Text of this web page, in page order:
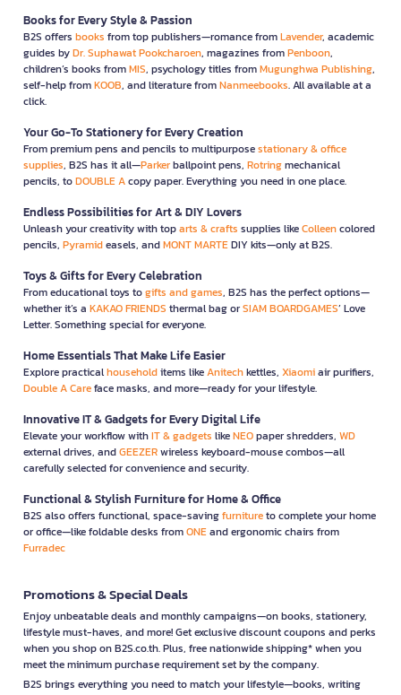
Books for Every Style & Passion
B2S offers books from top publishers—romance fromLavender, academic
guides byDr. Suphawat Pookcharoen, magazines fromPenboon,
children’s books fromMIS, psychology titles fromMugunghwa Publishing,
self-help fromKOOB, and literature fromNanmeebooks. All available at a
click.
Your Go-To Stationery for Every Creation
From premium pens and pencils to multipurposestationary & office
supplies, B2S has it all—Parkerballpoint pens, Rotringmechanical
pencils, toDOUBLE Acopy paper. Everything you need in one place.
Endless Possibilities for Art & DIY Lovers
Unleash your creativity with toparts & crafts supplies likeColleencolored
pencils, Pyramideasels, andMONT MARTEDIY kits—only at B2S.
Toys & Gifts for Every Celebration
From educational toys togifts and games, B2S has the perfect options—
whether it’s a KAKAO FRIENDS thermal bag orSIAM BOARDGAMES’ Love
Letter. Something special for everyone.
Home Essentials That Make Life Easier
Explore practicalhouseholditems likeAnitechkettles, Xiaomiair purifiers,
Double A Careface masks, and more—ready for your lifestyle.
Innovative IT & Gadgets for Every Digital Life
Elevate your workflow withIT & gadgets likeNEOpaper shredders, WD
external drives, andGEEZERwireless keyboard-mouse combos—all
carefully selected for convenience and security.
Functional & Stylish Furniture for Home & Office
B2S also offers functional, space-savingfurnitureto complete your home
or office—like foldable desks fromONEand ergonomic chairs from
Furradec
Promotions & Special Deals
Enjoy unbeatable deals and monthly campaigns—on books, stationery,
lifestyle must-haves, and more! Get exclusive discount coupons and perks
when you shop on B2S.co.th. Plus, free nationwide shipping* when you
meet the minimum purchase requirement set by the company.
B2S brings everything you need to match your lifestyle—books, writing